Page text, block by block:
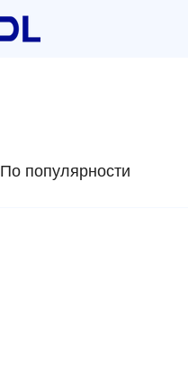
По популярности